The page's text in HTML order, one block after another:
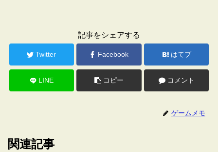
記事をシェアする
Twitter Facebook はてブ
LINE コピー コメント
ゲームメモ
関連記事